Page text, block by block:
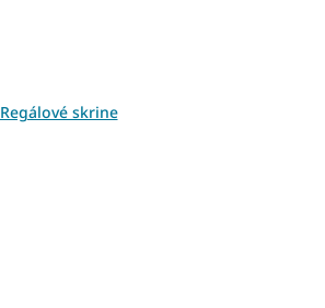
Regálové skrine